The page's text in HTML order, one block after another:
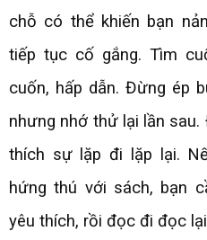
chỗ có thể khiến bạn
tiếp tục cố gắng. Tìm
cuốn, hấp dẫn. Đừng ép
nhưng nhớ thử lại lần
thích sự lặp đi lặp lại.
hứng thú với sách, bạn
yêu thích, rồi đọc đi đọc